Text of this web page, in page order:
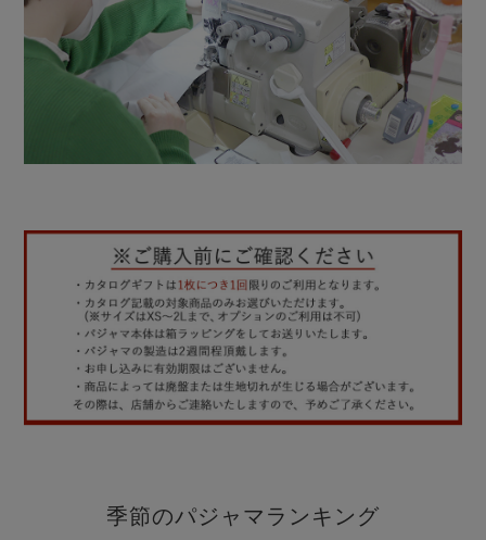
季節のパジャマランキング